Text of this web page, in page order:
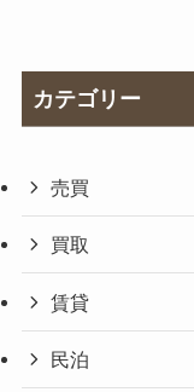
カテゴリー
売買
買取
賃貸
民泊